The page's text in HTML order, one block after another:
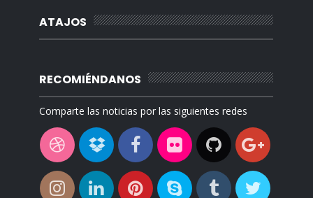
ATAJOS
RECOMIÉNDANOS
Comparte las noticias por las siguientes redes